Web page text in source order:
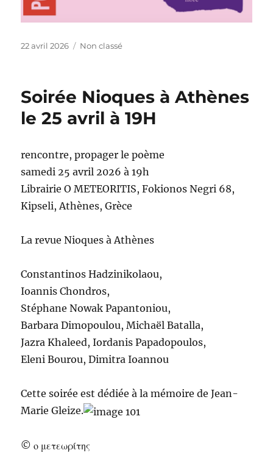
Publié
22 avril 2026 Catégories
Non classé
Soirée Nioques à Athènes
le 25 avril à 19H
rencontre, propager le poème
samedi 25 avril 2026 à 19h
Librairie O METEORITIS, Fokionos Negri 68,
Kipseli, Athènes, Grèce
La revue Nioques à Athènes
Constantinos Hadzinikolaou,
Ioannis Chondros,
Stéphane Nowak Papantoniou,
Barbara Dimopoulou, Michaël Batalla,
Jazra Khaleed, Iordanis Papadopoulos,
Eleni Bourou, Dimitra Ioannou
Cette soirée est dédiée à la mémoire de Jean-
Marie Gleize.
© ο μετεωρίτης